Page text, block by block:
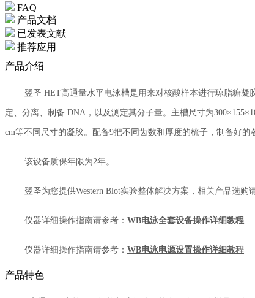
FAQ
产品文档
已发表文献
推荐应用
产品介绍
翌圣 HET高通量水平电泳槽是用来对核酸样本进行琼脂糖
定、分离、制备 DNA，以及测定其分子量。 主槽尺寸为
cm等不同尺寸的凝胶。配备9把不同齿数和厚度的梳子，制备好
该设备质保年限为2年。
翌圣为您提供Western Blot实验整体解决方案，相关产品选购
仪器详细操作指南请参考： WB电泳全套设备操作详细教程
仪器详细操作指南请参考： WB电泳电源设置操作详细教程
产品特色